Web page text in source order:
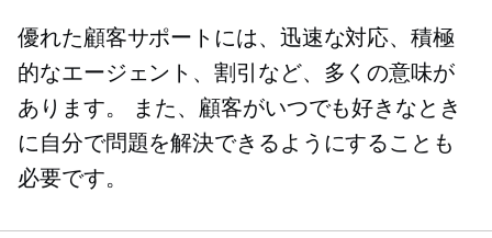
優れた顧客サポートには、迅速な対応、積極
的なエージェント、割引など、多くの意味が
あります。 また、顧客がいつでも好きなとき
に自分で問題を解決できるようにすることも
必要です。